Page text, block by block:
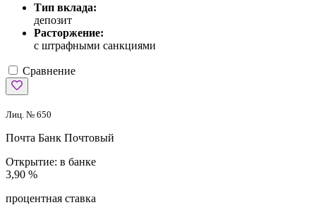
Тип вклада:
депозит
Расторжение:
с штрафными санкциями
Сравнение
Лиц. № 650
Почта Банк Почтовый
Открытие: в банке
3,90 %
процентная ставка